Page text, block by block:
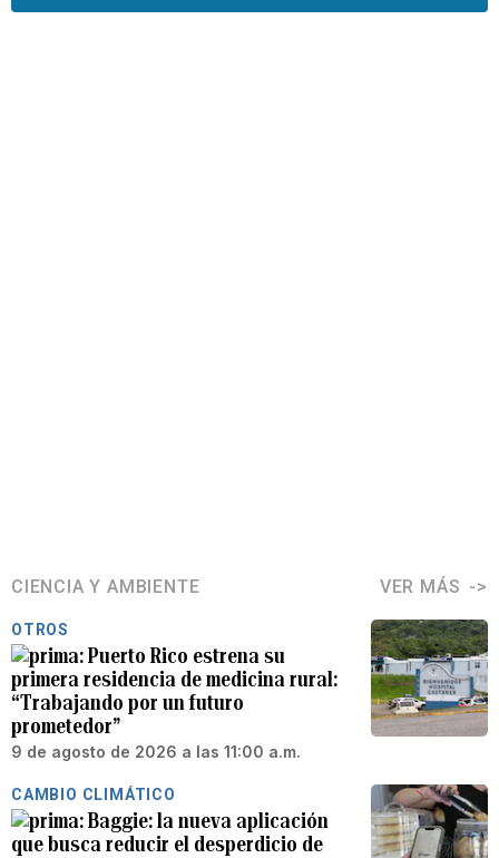
CIENCIA Y AMBIENTE VER MÁS
OTROS
Puerto Rico estrena su
primera residencia de medicina rural:
“Trabajando por un futuro
prometedor”
9 de agosto de 2026 a las 11:00 a.m.
CAMBIO CLIMÁTICO
Baggie: la nueva aplicación
que busca reducir el desperdicio de